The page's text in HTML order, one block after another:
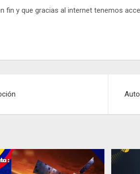
fin y que gracias al internet tenemos